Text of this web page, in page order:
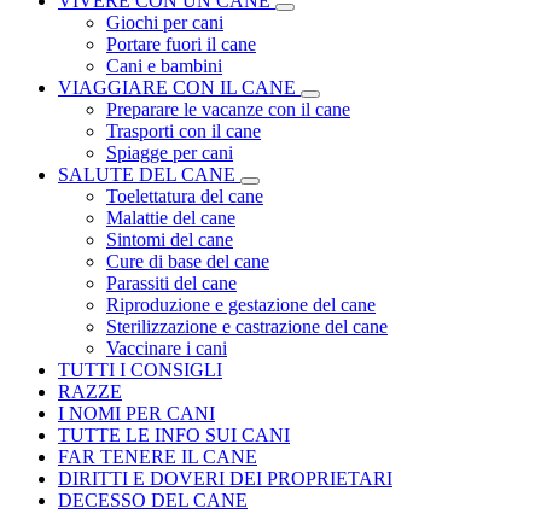
Giochi per cani
Portare fuori il cane
Cani e bambini
VIAGGIARE CON IL CANE
Preparare le vacanze con il cane
Trasporti con il cane
Spiagge per cani
SALUTE DEL CANE
Toelettatura del cane
Malattie del cane
Sintomi del cane
Cure di base del cane
Parassiti del cane
Riproduzione e gestazione del cane
Sterilizzazione e castrazione del cane
Vaccinare i cani
TUTTI I CONSIGLI
RAZZE
I NOMI PER CANI
TUTTE LE INFO SUI CANI
FAR TENERE IL CANE
DIRITTI E DOVERI DEI PROPRIETARI
DECESSO DEL CANE